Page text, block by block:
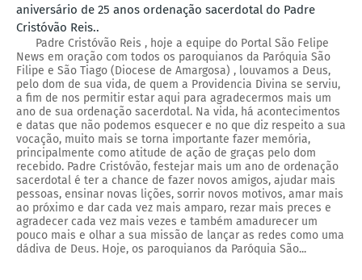
aniversário de 25 anos ordenação sacerdotal do Padre
Cristóvão Reis..
Padre Cristóvão Reis , hoje a equipe do Portal São Felipe
News em oração com todos os paroquianos da Paróquia São
Filipe e São Tiago (Diocese de Amargosa) , louvamos a Deus,
pelo dom de sua vida, de quem a Providencia Divina se serviu,
a fim de nos permitir estar aqui para agradecermos mais um
ano de sua ordenação sacerdotal. Na vida, há acontecimentos
e datas que não podemos esquecer e no que diz respeito a sua
vocação, muito mais se torna importante fazer memória,
principalmente como atitude de ação de graças pelo dom
recebido. Padre Cristóvão, festejar mais um ano de ordenação
sacerdotal é ter a chance de fazer novos amigos, ajudar mais
pessoas, ensinar novas lições, sorrir novos motivos, amar mais
ao próximo e dar cada vez mais amparo, rezar mais preces e
agradecer cada vez mais vezes e também amadurecer um
pouco mais e olhar a sua missão de lançar as redes como uma
dádiva de Deus. Hoje, os paroquianos da Paróquia São...